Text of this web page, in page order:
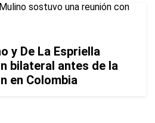
y De La Espriella
bilateral antes de la
en Colombia